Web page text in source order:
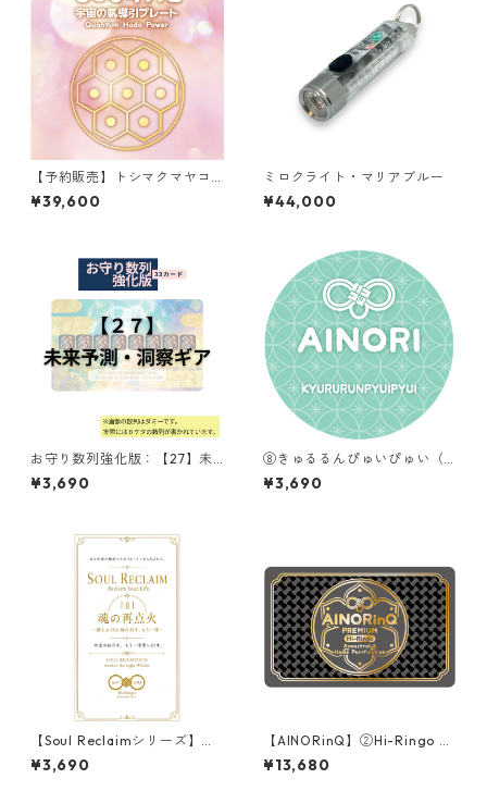
【予約販売】トシマクマヤコ
ンのふしぎ円盤 もこふわっと
¥39,600
ミロクライト・マリアブルー
¥44,000
お守り数列強化版：【27】未
来予測・洞察ギア
¥3,690
⑧きゅるるんぴゅいぴゅい（K
YURURUNPYUIPYUI）
¥3,690
【Soul Reclaimシリーズ】
［Ⅱ］魂の再点火 Hi-Ringo関
数ギア
¥3,690
【AINORinQ】②Hi-Ringo 家
系・住まい•場の浄化カード A
ncestral & Home Purificatio
¥13,680